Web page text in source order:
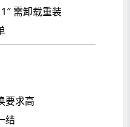
需卸载重装
要求高
结